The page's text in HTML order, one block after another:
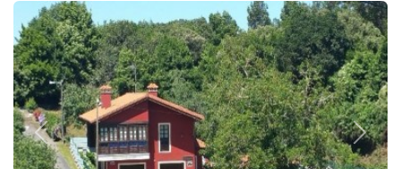
Anterior